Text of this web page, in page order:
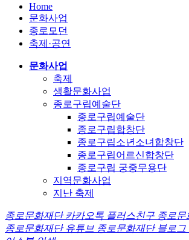
Home
문화사업
종로모던
축제·공연
문화사업
축제
생활문화사업
종로구립예술단
종로구립예술단
종로구립합창단
종로구립소년소녀합창단
종로구립어르신합창단
종로구립 궁중무용단
지역문화사업
지난 축제
종로문화재단 카카오톡 플러스친구 종로문
종로문화재단 유튜브 종로문화재단 블로그